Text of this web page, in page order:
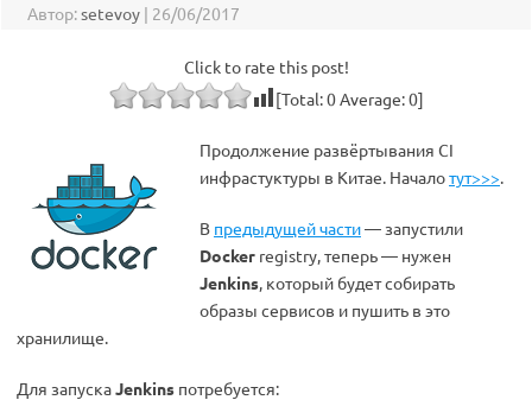
Автор:setevoy | 26/06/2017
Click to rate this post!
[Total:0Average:0]
Продолжение развёртывания CI
инфрастуктуры в Китае. Началотут>>>.
В предыдущей части— запустили
Docker registry, теперь — нужен
Jenkins, который будет собирать
образы сервисов и пушить в это
хранилище.
Для запускаJenkins потребуется: